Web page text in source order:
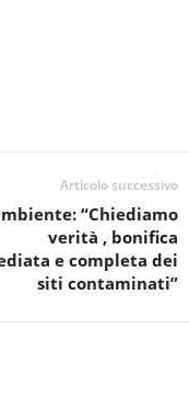
Articolo successivo
“Chiediamo
verità , bonifica
e completa dei
siti contaminati”